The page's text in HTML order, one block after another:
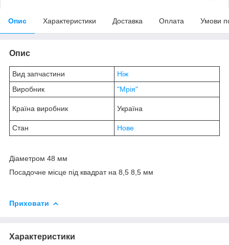
Опис Характеристики Доставка Оплата Умови
Опис
Вид запчастини
Ніж
Виробник
"Мрія"
Країна виробник Україна
Стан Нове
Діаметром 48 мм
Посадочне місце під квадрат на 8,5 8,5 мм
Приховати
Характеристики